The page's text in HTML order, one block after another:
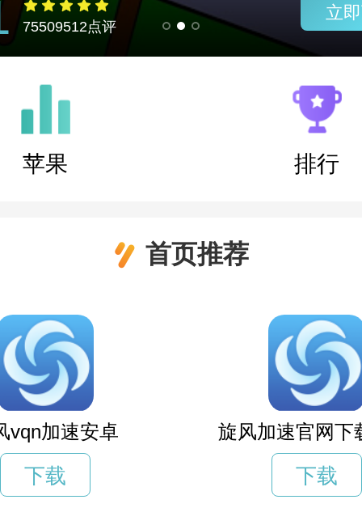
75509512点评
立
苹果 排行
首页推荐
vqn加速安卓
下载
旋风加速官网下
下载